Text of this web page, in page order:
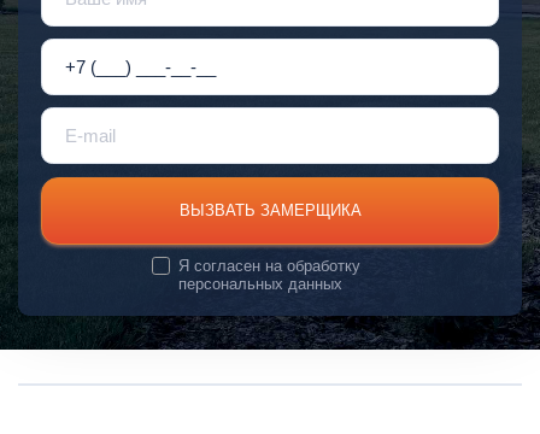
ВЫЗВАТЬ ЗАМЕРЩИКА
Я согласен наобработку
персональных данных